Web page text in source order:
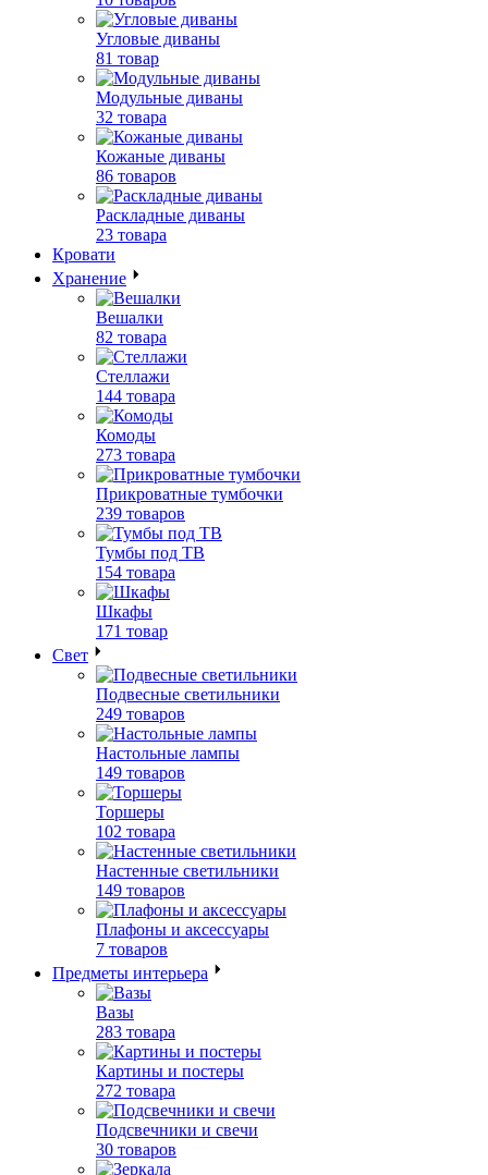
Угловые диваны
81 товар
Модульные диваны
32 товара
Кожаные диваны
86 товаров
Раскладные диваны
23 товара
Кровати
Хранение
Вешалки
82 товара
Стеллажи
144 товара
Комоды
273 товара
Прикроватные тумбочки
239 товаров
Тумбы под ТВ
154 товара
Шкафы
171 товар
Свет
Подвесные светильники
249 товаров
Настольные лампы
149 товаров
Торшеры
102 товара
Настенные светильники
149 товаров
Плафоны и аксессуары
7 товаров
Предметы интерьера
Вазы
283 товара
Картины и постеры
272 товара
Подсвечники и свечи
30 товаров